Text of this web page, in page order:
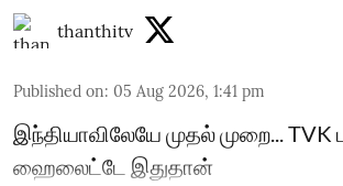
thanthitv
Published on: 05 Aug 2026, 1:41 pm
இந்தியாவிலேயே முதல் முறை... TVK
ஹைலைட்டே இதுதான்